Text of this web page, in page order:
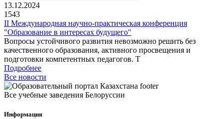
13.12.2024
1543
II Международная научно-практическая конференция
"Образование в интересах будущего"
Вопросы устойчивого развития невозможно решить без
качественного образования, активного просвещения и
подготовки компетентных педагогов. Т
Подробнее
Все новости
Все учебные заведения Белоруссии
Информация